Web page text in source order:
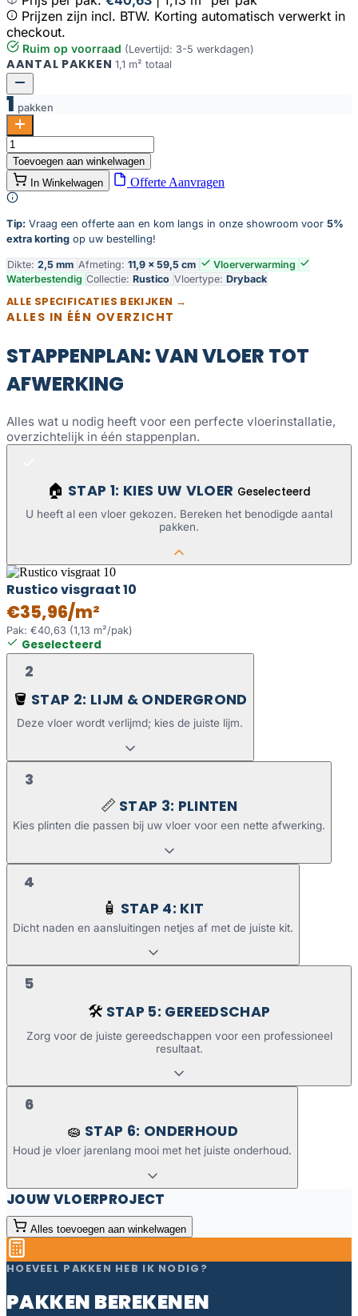
Prijzen zijn incl. BTW. Korting automatisch verwerkt in
checkout.
Ruim op voorraad (Levertijd: 3-5 werkdagen)
AANTAL PAKKEN 1,1 m² totaal
1 pakken
Rustico
visgraat
10
aantal
Toevoegen aan winkelwagen
In Winkelwagen
Offerte Aanvragen
Tip: Vraag een offerte aan en kom langs in onze showroom voor 5%
extra korting op uw bestelling!
Dikte: 2,5 mm Afmeting: 11,9 × 59,5 cm
Vloerverwarming
Waterbestendig Collectie: Rustico Vloertype: Dryback
ALLE SPECIFICATIES BEKIJKEN →
ALLES IN ÉÉN OVERZICHT
STAPPENPLAN: VAN VLOER TOT
AFWERKING
Alles wat u nodig heeft voor een perfecte vloerinstallatie,
overzichtelijk in één stappenplan.
🏠 STAP 1: KIES UW VLOER Geselecteerd
U heeft al een vloer gekozen. Bereken het benodigde aantal
pakken.
Rustico visgraat 10
€35,96/m²
Pak: €40,63 (1,13 m²/pak)
Geselecteerd
2
🪣 STAP 2: LIJM & ONDERGROND
Deze vloer wordt verlijmd; kies de juiste lijm.
3
📏 STAP 3: PLINTEN
Kies plinten die passen bij uw vloer voor een nette afwerking.
4
🧴 STAP 4: KIT
Dicht naden en aansluitingen netjes af met de juiste kit.
5
🛠️ STAP 5: GEREEDSCHAP
Zorg voor de juiste gereedschappen voor een professioneel
resultaat.
6
🧽 STAP 6: ONDERHOUD
Houd je vloer jarenlang mooi met het juiste onderhoud.
JOUW VLOERPROJECT
Alles toevoegen aan winkelwagen
HOEVEEL PAKKEN HEB IK NODIG?
PAKKEN BEREKENEN